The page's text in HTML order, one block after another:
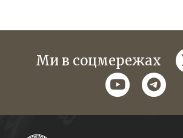
Ми в соцмережах
youtube